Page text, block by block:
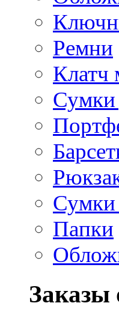
Ремни
Клатч
Сумки
Папки
Заказы